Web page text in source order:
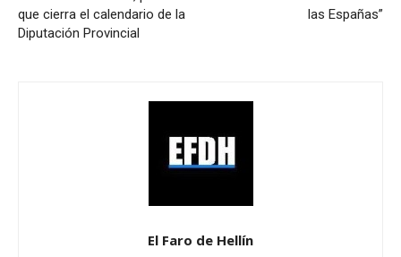
que cierra el calendario de la
Diputación Provincial
las Españas”
El Faro de Hellín